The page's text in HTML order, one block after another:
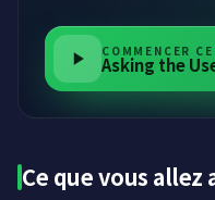
COMMENCER
Asking the
Ce que vous allez